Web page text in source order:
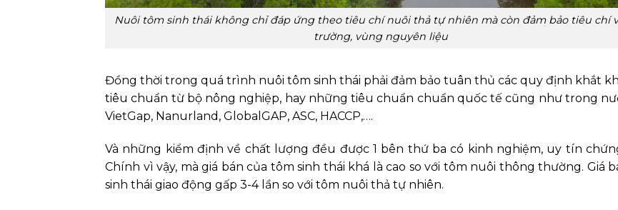
Nuôi tôm sinh thái không chỉ đáp ứng theo tiêu chí nuôi thả tự nhiên mà còn đảm bảo tiêu chí
trường, vùng nguyên liệu
Đồng thời trong quá trình nuôi tôm sinh thái phải đảm bảo tuân thủ các quy định khắt
tiêu chuẩn từ bộ nông nghiệp, hay những tiêu chuẩn chuẩn quốc tế cũng như trong
VietGap, Nanurland, GlobalGAP, ASC, HACCP,….
Và những kiểm định về chất lượng đều được 1 bên thứ ba có kinh nghiệm, uy tín
Chính vì vậy, mà giá bán của tôm sinh thái khá là cao so với tôm nuôi thông thường. Giá
sinh thái giao động gấp 3-4 lần so với tôm nuôi thả tự nhiên.